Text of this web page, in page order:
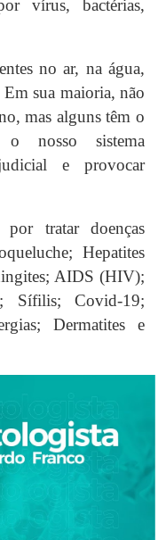
vírus, bactérias,
no ar, na água,
sua maioria, não
mas alguns têm o
nosso sistema
e provocar
por tratar doenças
Hepatites
AIDS (HIV);
Sífilis; Covid-19;
Dermatites e